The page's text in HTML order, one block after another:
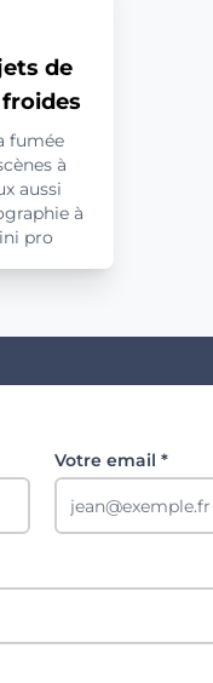
de
fumée
à
aussi
à
pro
Votre email *